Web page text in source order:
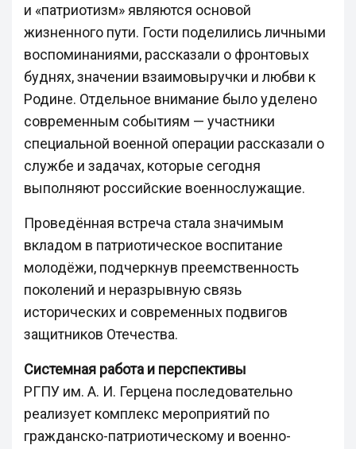
и «патриотизм» являются основой
жизненного пути. Гости поделились личными
воспоминаниями, рассказали о фронтовых
буднях, значении взаимовыручки и любви к
Родине. Отдельное внимание было уделено
современным событиям — участники
специальной военной операции рассказали о
службе и задачах, которые сегодня
выполняют российские военнослужащие.
Проведённая встреча стала значимым
вкладом в патриотическое воспитание
молодёжи, подчеркнув преемственность
поколений и неразрывную связь
исторических и современных подвигов
защитников Отечества.
Системная работа и перспективы
РГПУ им. А. И. Герцена последовательно
реализует комплекс мероприятий по
гражданско-патриотическому и военно-